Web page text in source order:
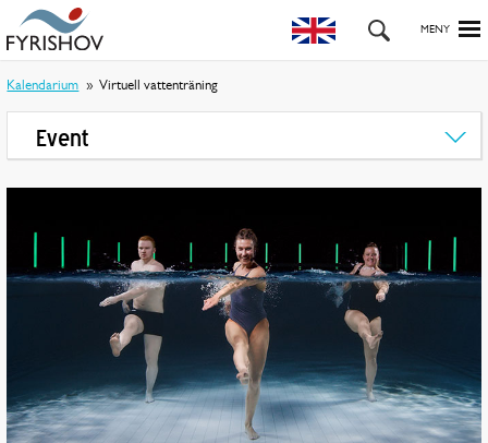
Kalendarium Virtuell vattenträning
Event